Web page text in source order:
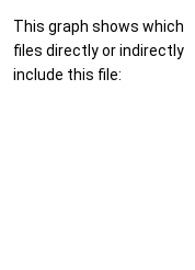
This graph shows which
files directly or indirectly
include this file: